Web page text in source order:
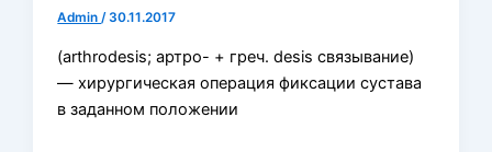
Admin/30.11.2017
(arthrodesis; артро- + греч. desis связывание)
— хирургическая операция фиксации сустава
в заданном положении